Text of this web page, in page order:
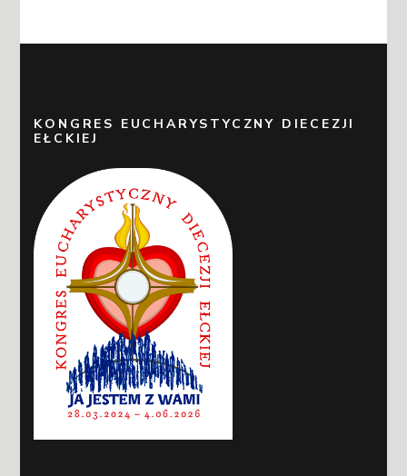
KONGRES EUCHARYSTYCZNY DIECEZJI
EŁCKIEJ